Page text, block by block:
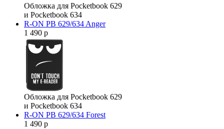
Обложка для Pocketbook 629
и Pocketbook 634
R-ON PB 629/634 Anger
1 490 р
Обложка для Pocketbook 629
и Pocketbook 634
R-ON PB 629/634 Forest
1 490 р